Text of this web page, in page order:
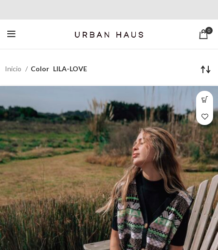
0
Inicio Color LILA-LOVE